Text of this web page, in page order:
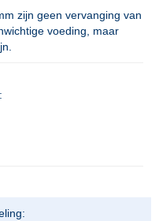
zijn geen vervanging van
voeding, maar